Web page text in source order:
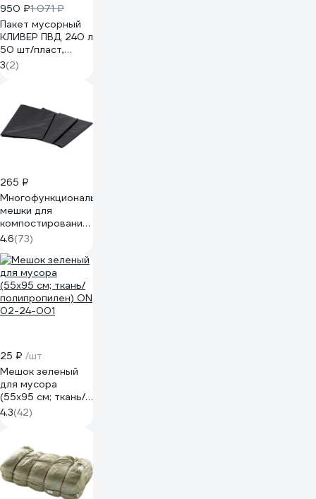
950 ₽1 071 ₽
Пакет мусорный
КЛИВЕР ПВД 240 л
50 шт/пласт,
черный 1029048
3(2)
265 ₽
Многофункциональные
мешки для
компостирования,
листвы, мусора и
отходов (120 л,
70х110 см, 150
мкм, 3 шт) Зри в
корень
4650243048282
4.6(73)
25 ₽ /шт
Мешок зеленый
для мусора
(55x95 см; ткань/
полипропилен) ON
02-24-001
4.3(42)